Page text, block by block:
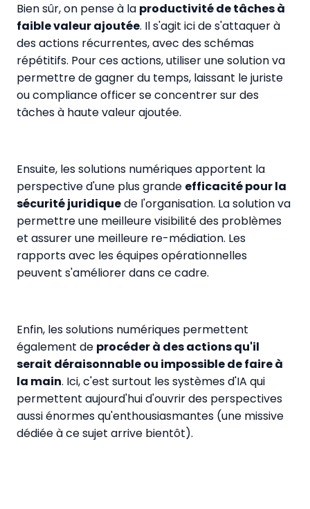
Bien sûr, on pense à la productivité de tâches à
faible valeur ajoutée. Il s'agit ici de s'attaquer à
des actions récurrentes, avec des schémas
répétitifs. Pour ces actions, utiliser une solution va
permettre de gagner du temps, laissant le juriste
ou compliance officer se concentrer sur des
tâches à haute valeur ajoutée.
Ensuite, les solutions numériques apportent la
perspective d'une plus grande efficacité pour la
sécurité juridiquede l'organisation. La solution va
permettre une meilleure visibilité des problèmes
et assurer une meilleure re-médiation. Les
rapports avec les équipes opérationnelles
peuvent s'améliorer dans ce cadre.
Enfin, les solutions numériques permettent
également de procéder à des actions qu'il
serait déraisonnable ou impossible de faire à
la main. Ici, c'est surtout les systèmes d'IA qui
permettent aujourd'hui d'ouvrir des perspectives
aussi énormes qu'enthousiasmantes (une missive
dédiée à ce sujet arrive bientôt).